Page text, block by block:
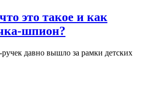
это такое и как
шпион?
давно вышло за рамки детских